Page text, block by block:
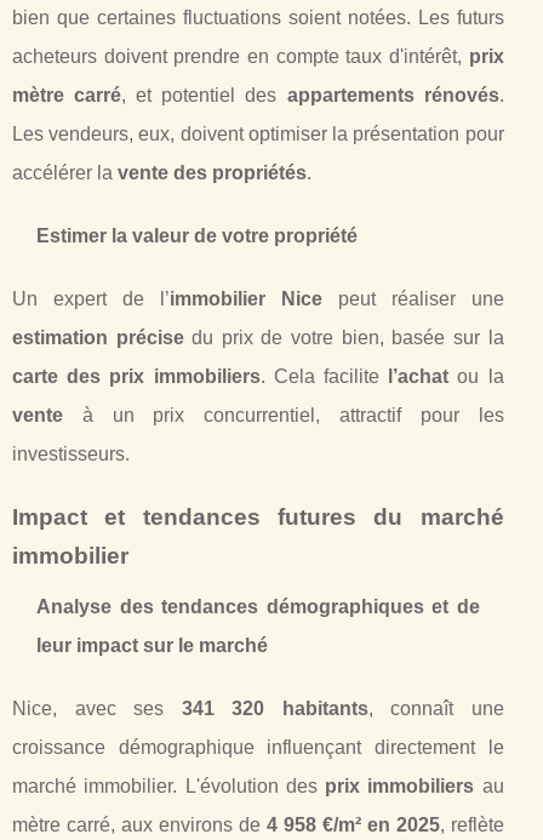
bien que certaines fluctuations soient notées. Les futurs
acheteurs doivent prendre en compte taux d'intérêt, prix
mètre carré, et potentiel des appartements rénovés.
Les vendeurs, eux, doivent optimiser la présentation pour
accélérer la vente des propriétés.
Estimer la valeur de votre propriété
Un expert de l’immobilier Nicepeut réaliser une
estimation précisedu prix de votre bien, basée sur la
carte des prix immobiliers. Cela facilite l’achat ou la
vente à un prix concurrentiel, attractif pour les
investisseurs.
Impact et tendances futures du marché
immobilier
Analyse des tendances démographiques et de
leur impact sur le marché
Nice, avec ses 341 320 habitants, connaît une
croissance démographique influençant directement le
marché immobilier. L'évolution des prix immobiliers au
mètre carré, aux environs de 4 958 €/m² en 2025, reflète